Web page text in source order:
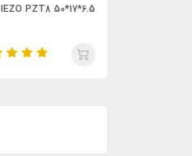
PZT8 50*17*6.5